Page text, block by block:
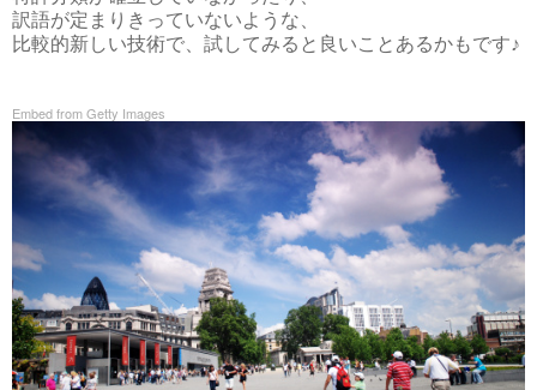
訳語が定まりきっていないような、
比較的新しい技術で、試してみると良いことあるかもです♪
Embed from Getty Images